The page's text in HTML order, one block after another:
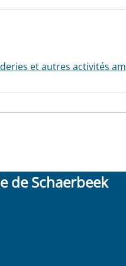
et autres activités
de Schaerbeek